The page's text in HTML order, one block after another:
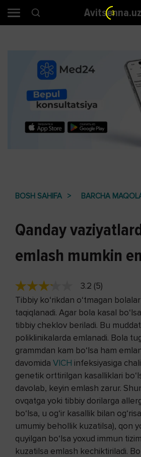
Avitsenna.uz
BOSH SAHIFA BARCHA
Qanday
emlash mumkin
3.2 (5)
Tibbiy ko‘rikdan o‘tmagan
taqiqlanadi. Agar bola kasal
tibbiy cheklov beriladi. Bu
poliklinikalarda emlanadi. Bola
grammdan kam bo‘lsa ham
davomida VICH infeksiyasiga
genetik orttirilgan kasalliklari
davolab, keyin emlash zarur.
ovqatga yoki tibbiy dorilarga
bo‘lsa, u og‘ir kasallik bilan
umumiy behollik kuzatilsa), qon
quyilgan bo‘lsa yoxud immun
kuzatilsa emlash kechiktiriladi.
2